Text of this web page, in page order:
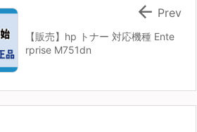
【販売】hp トナー 対応機種 Ente
rprise M751dn
 Prev